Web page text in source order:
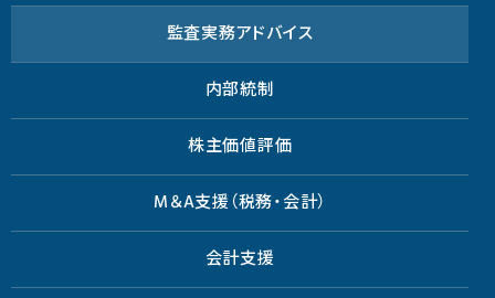
監査実務アドバイス
内部統制
株主価値評価
M＆A支援（税務・会計）
会計支援